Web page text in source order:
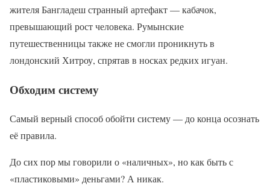
жителя Бангладеш странный артефакт — кабачок,
превышающий рост человека. Румынские
путешественницы также не смогли проникнуть в
лондонский Хитроу, спрятав в носках редких игуан.
Обходим систему
Самый верный способ обойти систему — до конца осознать
её правила.
До сих пор мы говорили о «наличных», но как быть с
«пластиковыми» деньгами? А никак.